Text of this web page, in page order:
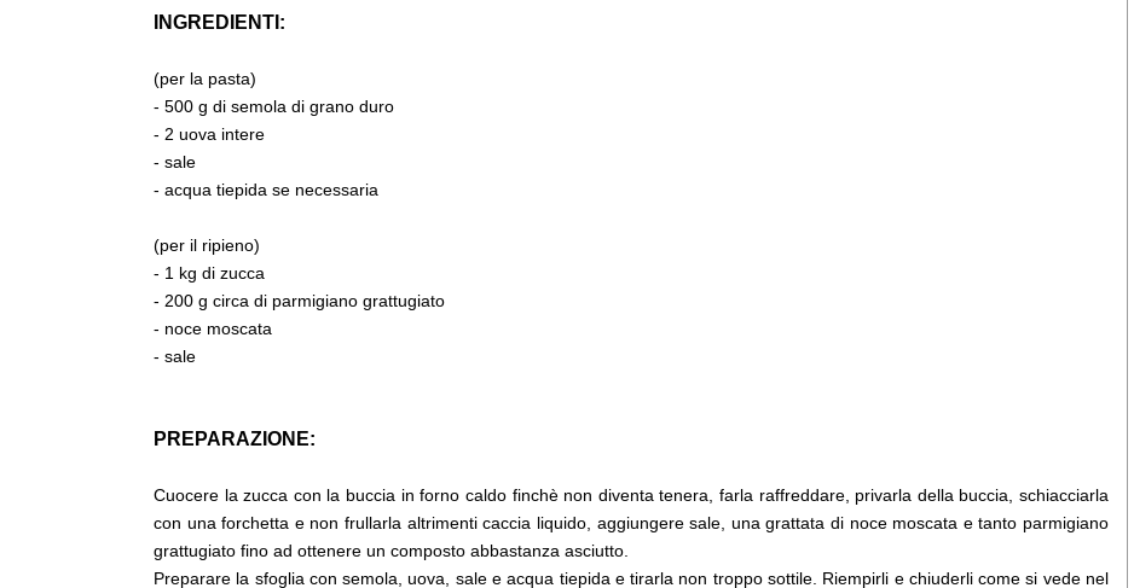
INGREDIENTI:
(per la pasta)
- 500 g di semola di grano duro
- 2 uova intere
- sale
- acqua tiepida se necessaria
(per il ripieno)
- 1 kg di zucca
- 200 g circa di parmigiano grattugiato
- noce moscata
- sale
PREPARAZIONE:
Cuocere la zucca con la buccia in forno caldo finchè non diventa tenera, farla raffreddare, privarla della buccia, schiacciarla
con una forchetta e non frullarla altrimenti caccia liquido, aggiungere sale, una grattata di noce moscata e tanto parmigiano
grattugiato fino ad ottenere un composto abbastanza asciutto.
Preparare la sfoglia con semola, uova, sale e acqua tiepida e tirarla non troppo sottile. Riempirli e chiuderli come si vede nel